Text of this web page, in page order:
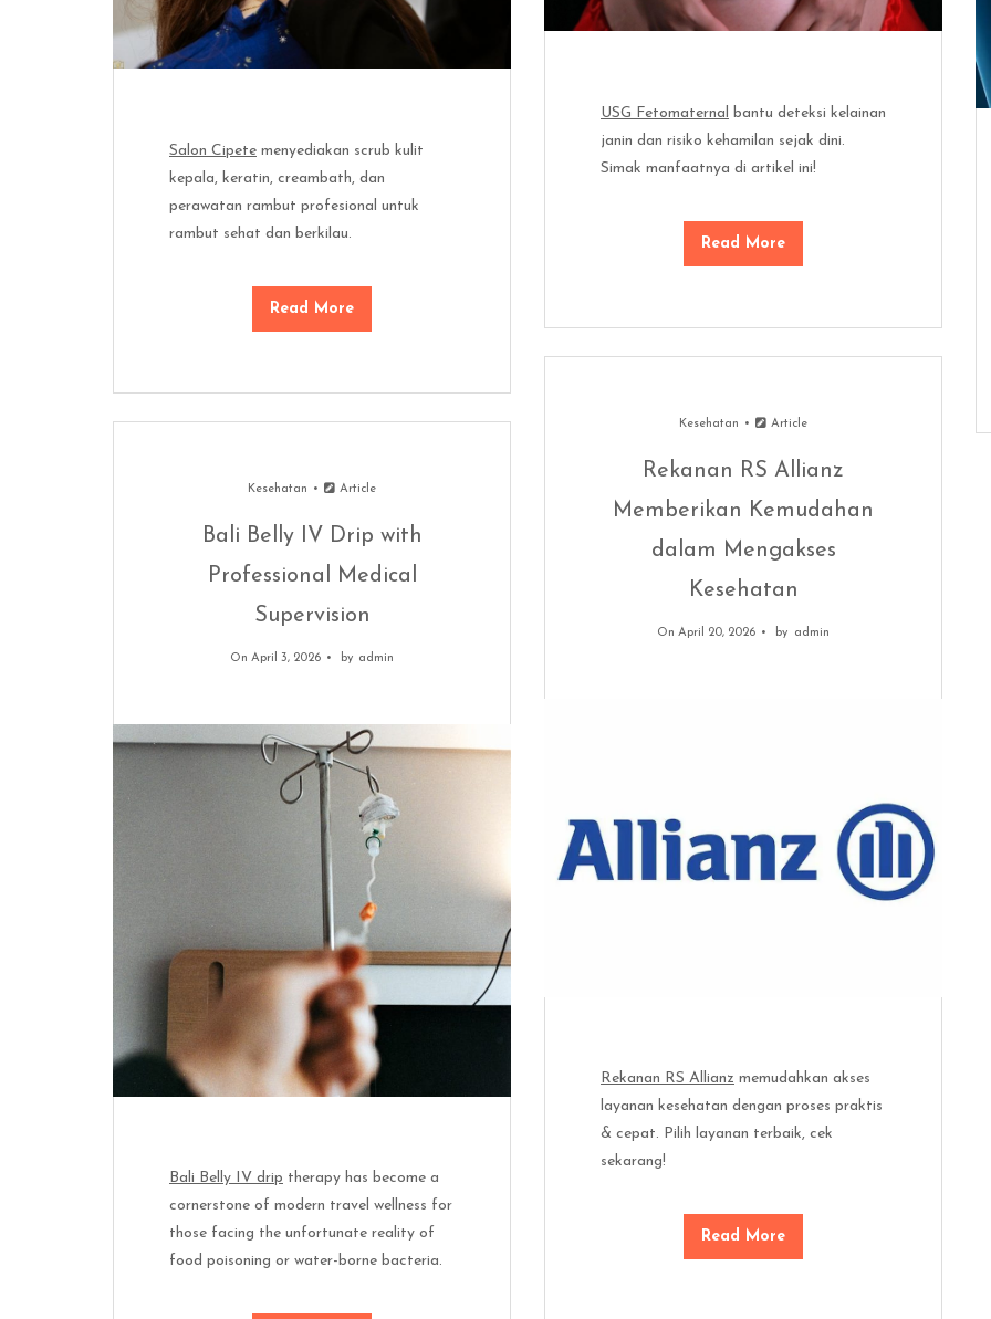
Salon Cipete menyediakan scrub kulit
kepala, keratin, creambath, dan
perawatan rambut profesional untuk
rambut sehat dan berkilau.
Read More
USG Fetomaternal
bantu deteksi kelainan
janin dan risiko kehamilan sejak dini.
Simak manfaatnya di artikel ini!
Read More
Kesehatan Article
Rekanan RS Allianz
Memberikan Kemudahan
dalam Mengakses
Kesehatan
On April 20, 2026 by admin
Rekanan RS Allianz memudahkan akses
layanan kesehatan dengan proses praktis
& cepat. Pilih layanan terbaik, cek
sekarang!
Read More
Kesehatan Article
Bali Belly IV Drip with
Professional Medical
Supervision
On April 3, 2026 by admin
Bali Belly IV drip therapy has become a
cornerstone of modern travel wellness for
those facing the unfortunate reality of
food poisoning or water-borne bacteria.